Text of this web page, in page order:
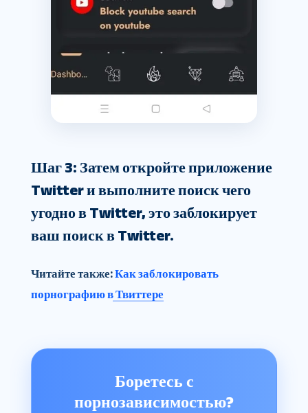
Шаг 3: Затем откройте приложение
Twitter и выполните поиск чего
угодно в Twitter, это заблокирует
ваш поиск в Twitter.
Читайте также:Как заблокировать
порнографию в Твиттере
Боретесь с
порнозависимостью?